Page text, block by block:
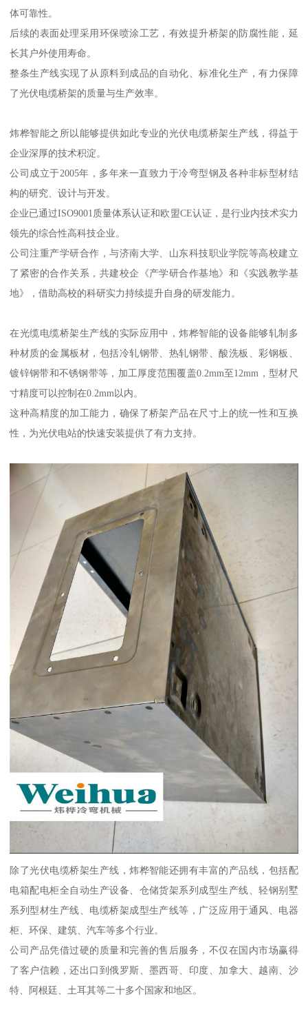
体可靠性。
后续的表面处理采用环保喷涂工艺，有效提升桥架的防腐性能，延
长其户外使用寿命。
整条生产线实现了从原料到成品的自动化、标准化生产，有力保障
了光伏电缆桥架的质量与生产效率。
炜桦智能之所以能够提供如此专业的光伏电缆桥架生产线，得益于
企业深厚的技术积淀。
公司成立于2005年，多年来一直致力于冷弯型钢及各种非标型材结
构的研究、设计与开发。
企业已通过ISO9001质量体系认证和欧盟CE认证，是行业内技术实力
领先的综合性高科技企业。
公司注重产学研合作，与济南大学、山东科技职业学院等高校建立
了紧密的合作关系，共建校企《产学研合作基地》和《实践教学基
地》，借助高校的科研实力持续提升自身的研发能力。
在光缆电缆桥架生产线的实际应用中，炜桦智能的设备能够轧制多
种材质的金属板材，包括冷轧钢带、热轧钢带、酸洗板、彩钢板、
镀锌钢带和不锈钢带等，加工厚度范围覆盖0.2mm至12mm，型材尺
寸精度可以控制在0.2mm以内。
这种高精度的加工能力，确保了桥架产品在尺寸上的统一性和互换
性，为光伏电站的快速安装提供了有力支持。
除了光伏电缆桥架生产线，炜桦智能还拥有丰富的产品线，包括配
电箱配电柜全自动生产设备、仓储货架系列成型生产线、轻钢别墅
系列型材生产线、电缆桥架成型生产线等，广泛应用于通风、电器
柜、环保、建筑、汽车等多个行业。
公司产品凭借过硬的质量和完善的售后服务，不仅在国内市场赢得
了客户信赖，还出口到俄罗斯、墨西哥、印度、加拿大、越南、沙
特、阿根廷、土耳其等二十多个国家和地区。